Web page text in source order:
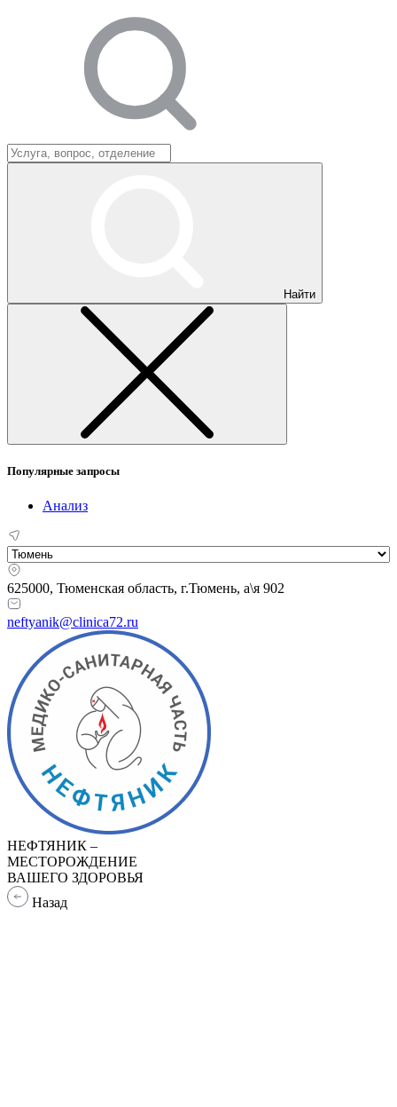
Найти
Популярные запросы
Анализ
625000, Тюменская область, г.Тюмень, а\я 902
neftyanik@clinica72.ru
НЕФТЯНИК –
МЕСТОРОЖДЕНИЕ
ВАШЕГО ЗДОРОВЬЯ
Назад